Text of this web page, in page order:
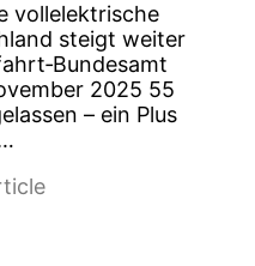
vollelektrische
steigt weiter
2025 55
– ein Plus